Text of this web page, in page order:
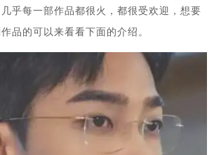
乎每一部作品都很火，都很受欢迎，想要
品的可以来看看下面的介绍。